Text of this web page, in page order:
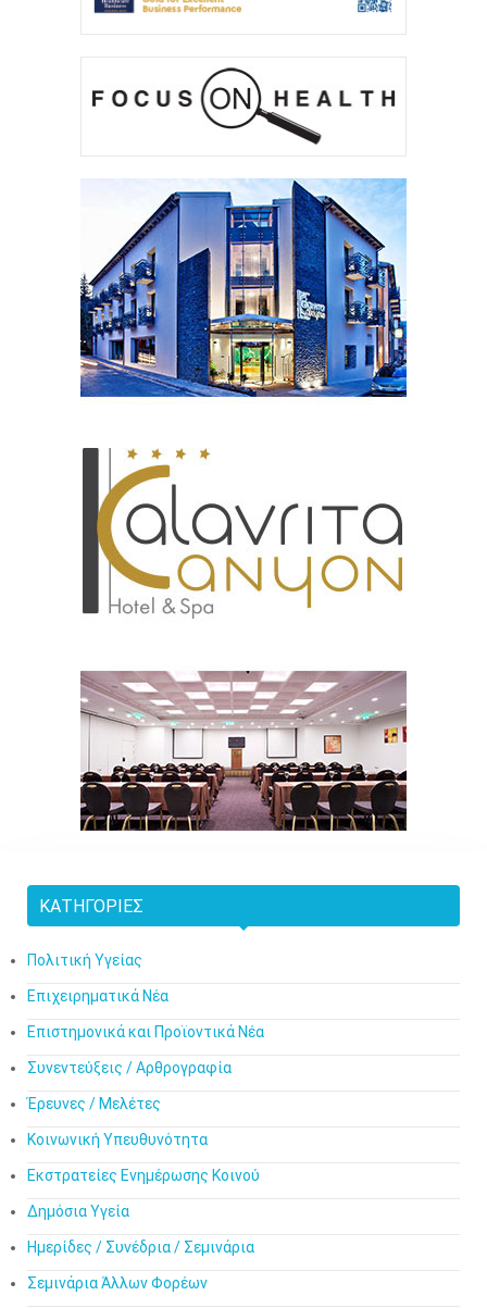
ΚΑΤΗΓΟΡΊΕΣ
Πολιτική Υγείας
Επιχειρηματικά Νέα
Επιστημονικά και Προϊοντικά Νέα
Συνεντεύξεις / Αρθρογραφία
Έρευνες / Μελέτες
Κοινωνική Υπευθυνότητα
Εκστρατείες Ενημέρωσης Κοινού
Δημόσια Υγεία
Ημερίδες / Συνέδρια / Σεμινάρια
Σεμινάρια Άλλων Φορέων